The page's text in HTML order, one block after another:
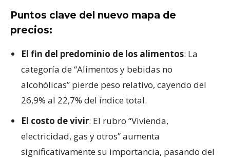
Puntos clave del nuevo mapa de
precios:
El fin del predominio de los alimentos: La
categoría de “Alimentos y bebidas no
alcohólicas” pierde peso relativo, cayendo del
26,9% al 22,7% del índice total.
El costo de vivir: El rubro “Vivienda,
electricidad, gas y otros” aumenta
significativamente su importancia, pasando del